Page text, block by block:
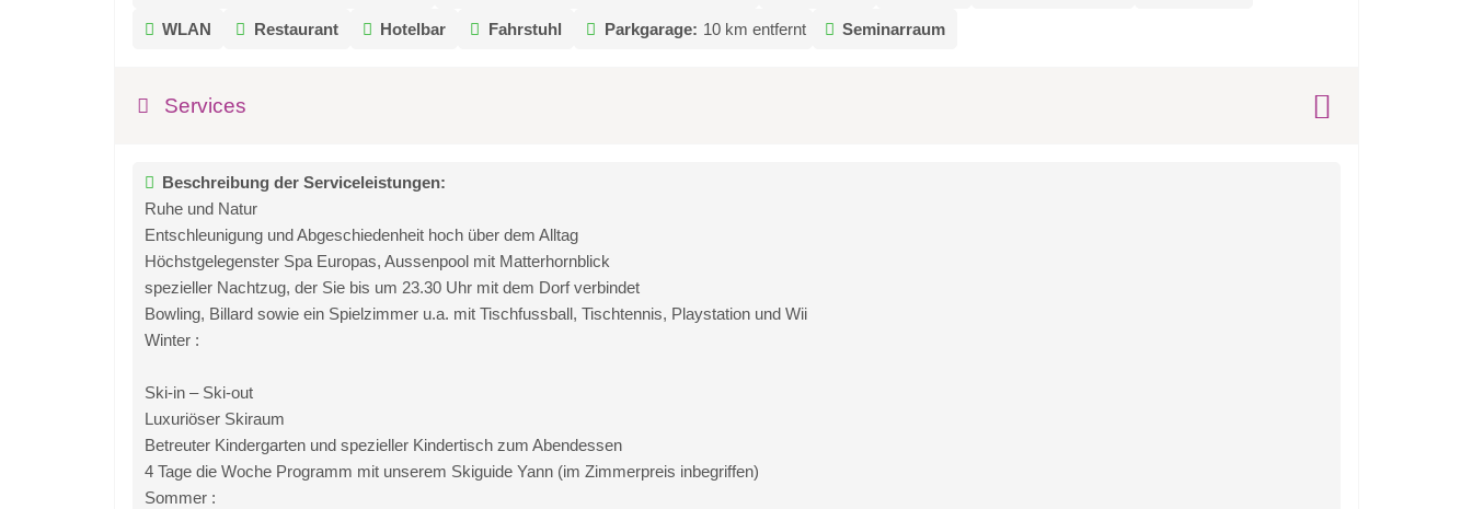
WLAN Restaurant Hotelbar Fahrstuhl Parkgarage: 10 km entfernt Seminarraum
Services
Beschreibung der Serviceleistungen:
Ruhe und Natur
Entschleunigung und Abgeschiedenheit hoch über dem Alltag
Höchstgelegenster Spa Europas, Aussenpool mit Matterhornblick
spezieller Nachtzug, der Sie bis um 23.30 Uhr mit dem Dorf verbindet
Bowling, Billard sowie ein Spielzimmer u.a. mit Tischfussball, Tischtennis, Playstation und Wii
Winter :
Ski-in – Ski-out
Luxuriöser Skiraum
Betreuter Kindergarten und spezieller Kindertisch zum Abendessen
4 Tage die Woche Programm mit unserem Skiguide Yann (im Zimmerpreis inbegriffen)
Sommer :